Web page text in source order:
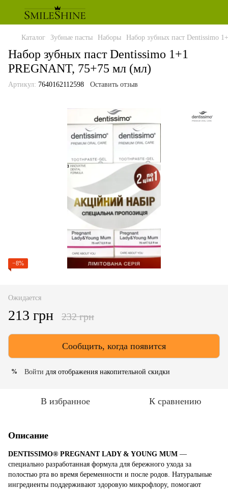
Каталог Зубные пасты Наборы Набор зубных паст Dentissimo
Набор зубных паст Dentissimo 1+1
PREGNANT, 75+75 мл (мл)
Артикул: 7640162112598 Оставить отзыв
−8%
Ожидается
213 грн 232 грн
Сообщить, когда появится
% Войти для отображения накопительной скидки
В избранное К сравнению
Описание
DENTISSIMO® PREGNANT LADY & YOUNG MUM —
специально разработанная формула для бережного ухода за
полостью рта во время беременности и после родов. Натуральные
ингредиенты поддерживают здоровую микрофлору, помогают